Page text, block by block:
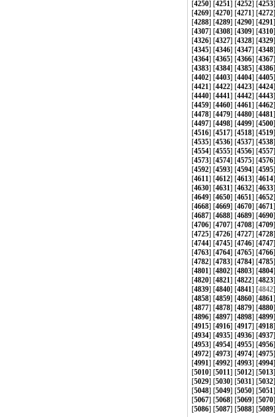
[4250] [4251] [4252] [4253
[4269] [4270] [4271] [4272
[4288] [4289] [4290] [4291
[4307] [4308] [4309] [4310
[4326] [4327] [4328] [4329
[4345] [4346] [4347] [4348
[4364] [4365] [4366] [4367
[4383] [4384] [4385] [4386
[4402] [4403] [4404] [4405
[4421] [4422] [4423] [4424
[4440] [4441] [4442] [4443
[4459] [4460] [4461] [4462
[4478] [4479] [4480] [4481
[4497] [4498] [4499] [4500
[4516] [4517] [4518] [4519
[4535] [4536] [4537] [4538
[4554] [4555] [4556] [4557
[4573] [4574] [4575] [4576
[4592] [4593] [4594] [4595
[4611] [4612] [4613] [4614
[4630] [4631] [4632] [4633
[4649] [4650] [4651] [4652
[4668] [4669] [4670] [4671
[4687] [4688] [4689] [4690
[4706] [4707] [4708] [4709
[4725] [4726] [4727] [4728
[4744] [4745] [4746] [4747
[4763] [4764] [4765] [4766
[4782] [4783] [4784] [4785
[4801] [4802] [4803] [4804
[4820] [4821] [4822] [4823
[4839] [4840] [4841] [4842
[4858] [4859] [4860] [4861
[4877] [4878] [4879] [4880
[4896] [4897] [4898] [4899
[4915] [4916] [4917] [4918
[4934] [4935] [4936] [4937
[4953] [4954] [4955] [4956
[4972] [4973] [4974] [4975
[4991] [4992] [4993] [4994
[5010] [5011] [5012] [5013
[5029] [5030] [5031] [5032
[5048] [5049] [5050] [5051
[5067] [5068] [5069] [5070
[5086] [5087] [5088] [5089